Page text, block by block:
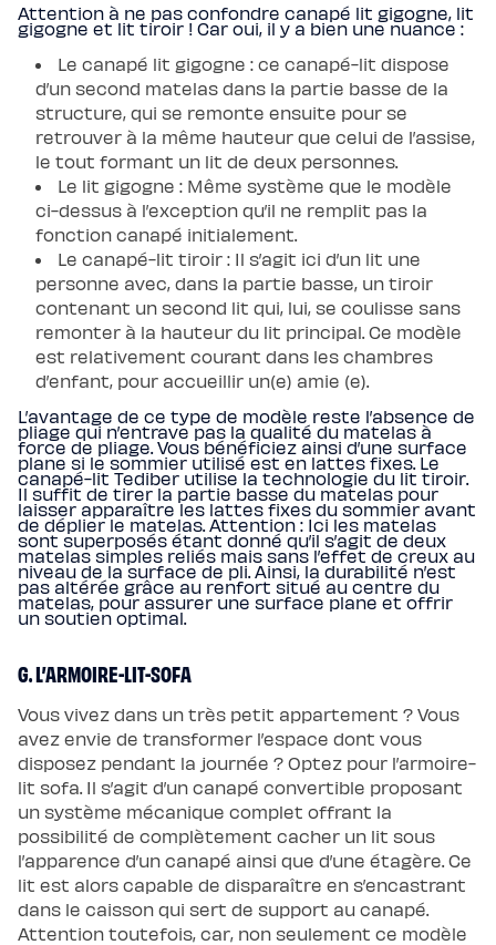
Attention à ne pas confondre canapé lit gigogne, lit
gigogne et lit tiroir ! Car oui, il y a bien une nuance :
Le canapé lit gigogne : ce canapé-lit dispose
d’un second matelas dans la partie basse de la
structure, qui se remonte ensuite pour se
retrouver à la même hauteur que celui de l’assise,
le tout formant un lit de deux personnes.
Le lit gigogne : Même système que le modèle
ci-dessus à l’exception qu’il ne remplit pas la
fonction canapé initialement.
Le canapé-lit tiroir : Il s’agit ici d’un lit une
personne avec, dans la partie basse, un tiroir
contenant un second lit qui, lui, se coulisse sans
remonter à la hauteur du lit principal. Ce modèle
est relativement courant dans les chambres
d’enfant, pour accueillir un(e) amie (e).
L’avantage de ce type de modèle reste l’absence de
pliage qui n’entrave pas la qualité du matelas à
force de pliage. Vous bénéficiez ainsi d’une surface
plane si le sommier utilisé est en lattes fixes. Le
canapé-lit Tediber utilise la technologie du lit tiroir.
Il suffit de tirer la partie basse du matelas pour
laisser apparaître les lattes fixes du sommier avant
de déplier le matelas. Attention : Ici les matelas
sont superposés étant donné qu’il s’agit de deux
matelas simples reliés mais sans l’effet de creux au
niveau de la surface de pli. Ainsi, la durabilité n’est
pas altérée grâce au renfort situé au centre du
matelas, pour assurer une surface plane et offrir
un soutien optimal.
G. L’ARMOIRE-LIT-SOFA
Vous vivez dans un très petit appartement ? Vous
avez envie de transformer l’espace dont vous
disposez pendant la journée ? Optez pour l’armoire-
lit sofa. Il s’agit d’un canapé convertible proposant
un système mécanique complet offrant la
possibilité de complètement cacher un lit sous
l’apparence d’un canapé ainsi que d’une étagère. Ce
lit est alors capable de disparaître en s’encastrant
dans le caisson qui sert de support au canapé.
Attention toutefois, car, non seulement ce modèle